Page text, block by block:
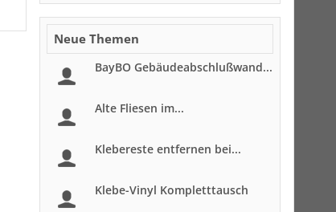
Neue Themen
BayBO Gebäudeabschlußwand...
Alte Fliesen im...
Klebereste entfernen bei...
Klebe-Vinyl Kompletttausch